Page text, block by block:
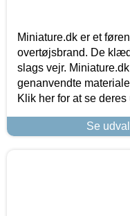
Miniature.dk er et
overtøjsbrand. De
slags vejr.
genanvendte
Klik her for at se deres
Se